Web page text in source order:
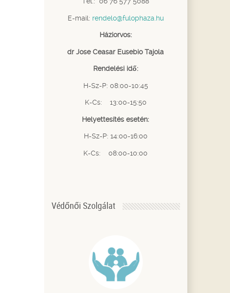
E-mail: rendelo@fulophaza.hu
Háziorvos:
dr Jose Ceasar Eusebio Tajola
Rendelési idő:
H-Sz-P: 08:00-10:45
K-Cs: 13:00-15:50
Helyettesítés esetén:
H-Sz-P: 14:00-16:00
K-Cs: 08:00-10:00
Védőnői Szolgálat